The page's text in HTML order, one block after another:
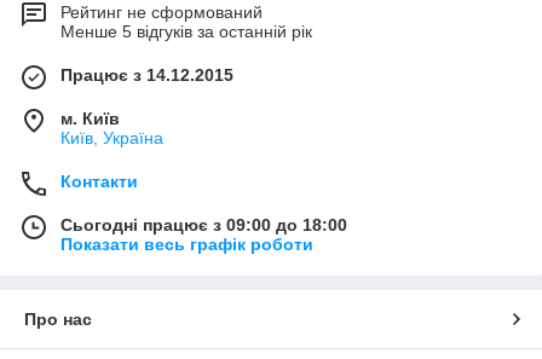
Рейтинг не сформований
Менше 5 відгуків за останній рік
Працює з 14.12.2015
м. Київ
Київ, Україна
Контакти
Сьогодні працює з 09:00 до 18:00
Показати весь графік роботи
Про нас